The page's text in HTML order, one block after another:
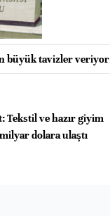
büyük tavizler veriyor
Tekstil ve hazır giyim
dolara ulaştı